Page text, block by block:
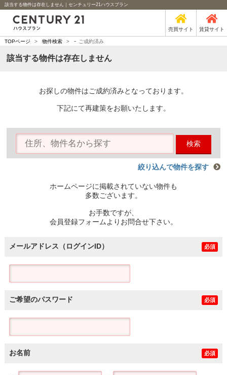
該当する物件は存在しません｜センチュリー21ハウスプラン
売買サイト 賃貸サイト
TOPページ > 物件検索 > - ご成約済み
該当する物件は存在しません
お探しの物件はご成約済みとなっております。
下記にて再建策をお願いたします。
検索
絞り込んで物件を探す
ホームページに掲載されていない物件も
多数ございます。
お手数ですが、
会員登録フォームよりお問合せ下さい。
メールアドレス（ログインID） 必須
ご希望のパスワード 必須
お名前 必須